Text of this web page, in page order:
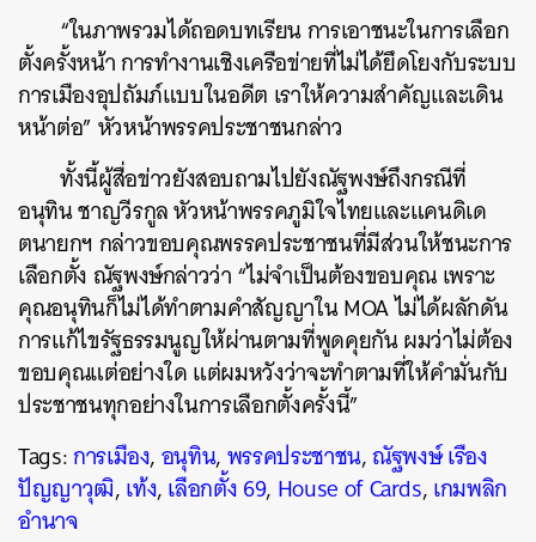
“ในภาพรวมได้ถอดบทเรียน การเอาชนะในการเลือก
ตั้งครั้งหน้า การทำงานเชิงเครือข่ายที่ไม่ได้ยึดโยงกับระบบ
การเมืองอุปถัมภ์แบบในอดีต เราให้ความสำคัญและเดิน
หน้าต่อ” หัวหน้าพรรคประชาชนกล่าว
ทั้งนี้ผู้สื่อข่าวยังสอบถามไปยังณัฐพงษ์ถึงกรณีที่
อนุทิน ชาญวีรกูล หัวหน้าพรรคภูมิใจไทยและแคนดิเด
ตนายกฯ กล่าวขอบคุณพรรคประชาชนที่มีส่วนให้ชนะการ
เลือกตั้ง ณัฐพงษ์กล่าวว่า “ไม่จำเป็นต้องขอบคุณ เพราะ
คุณอนุทินก็ไม่ได้ทำตามคำสัญญาใน MOA ไม่ได้ผลักดัน
การแก้ไขรัฐธรรมนูญให้ผ่านตามที่พูดคุยกัน ผมว่าไม่ต้อง
ขอบคุณแต่อย่างใด แต่ผมหวังว่าจะทำตามที่ให้คำมั่นกับ
ประชาชนทุกอย่างในการเลือกตั้งครั้งนี้”
Tags:การเมือง,อนุทิน,พรรคประชาชน,ณัฐพงษ์ เรือง
ปัญญาวุฒิ,เท้ง,เลือกตั้ง 69, House of Cards,เกมพลิก
อำนาจ